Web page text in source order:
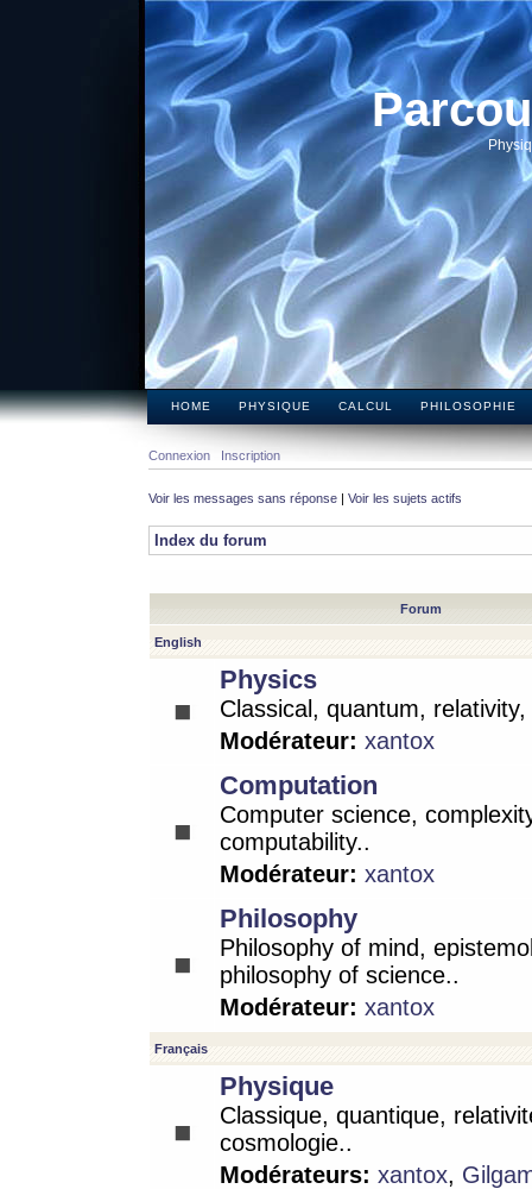
HOME PHYSIQUE CALCUL PHILOSOPHIE
Connexion Inscription
Voir les messages sans réponse | Voir les sujets actifs
Index du forum
Forum
English
Physics
Classical, quantum,
Modérateur: xantox
Computation
Computer science,
computability..
Modérateur: xantox
Philosophy
Philosophy of mind,
philosophy of science..
Modérateur: xantox
Français
Physique
Classique, quantique,
cosmologie..
Modérateurs: xantox,